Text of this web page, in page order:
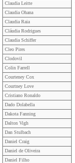
Claudia Leitte
Claudia Ohana
Claudia Raia
Cláudia Rodrigues
Claudia Schiffer
Cleo Pires
Clodovil
Colin Farrell
Courteney Cox
Courtney Love
Cristiano Ronaldo
Dado Dolabella
Dakota Fanning
Dalton Vigh
Dan Stulbach
Daniel Craig
Daniel de Oliveira
Daniel Filho